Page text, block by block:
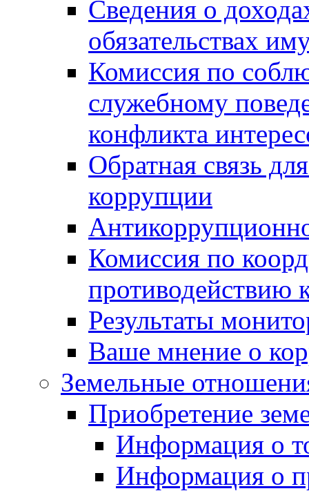
Сведения о
обязательствах
Комиссия по
служебному
конфликта
Обратная связь
коррупции
Комиссия по
противодействию
Результаты
Ваше мнение о
Земельные
Приобретение
Информация о
Информация о